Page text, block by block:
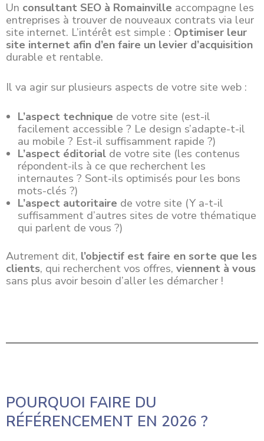
Un consultant SEO à Romainville accompagne les
entreprises à trouver de nouveaux contrats via leur
site internet. L’intérêt est simple : Optimiser leur
site internet afin d’en faire un levier d’acquisition
durable et rentable.
Il va agir sur plusieurs aspects de votre site web :
L’aspect technique de votre site (est-il
facilement accessible ? Le design s’adapte-t-il
au mobile ? Est-il suffisamment rapide ?)
L’aspect éditorial de votre site (les contenus
répondent-ils à ce que recherchent les
internautes ? Sont-ils optimisés pour les bons
mots-clés ?)
L’aspect autoritaire de votre site (Y a-t-il
suffisamment d’autres sites de votre thématique
qui parlent de vous ?)
Autrement dit, l’objectif est faire en sorte que les
clients, qui recherchent vos offres, viennent à vous
sans plus avoir besoin d’aller les démarcher !
POURQUOI FAIRE DU
RÉFÉRENCEMENT EN 2026 ?